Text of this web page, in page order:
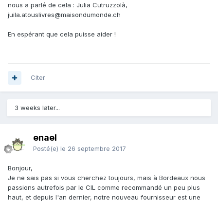
nous a parlé de cela : Julia Cutruzzolà,
juila.atouslivres@maisondumonde.ch
En espérant que cela puisse aider !
Citer
3 weeks later...
enael
Posté(e) le 26 septembre 2017
Bonjour,
Je ne sais pas si vous cherchez toujours, mais à Bordeaux nous
passions autrefois par le CIL comme recommandé un peu plus
haut, et depuis l'an dernier, notre nouveau fournisseur est une